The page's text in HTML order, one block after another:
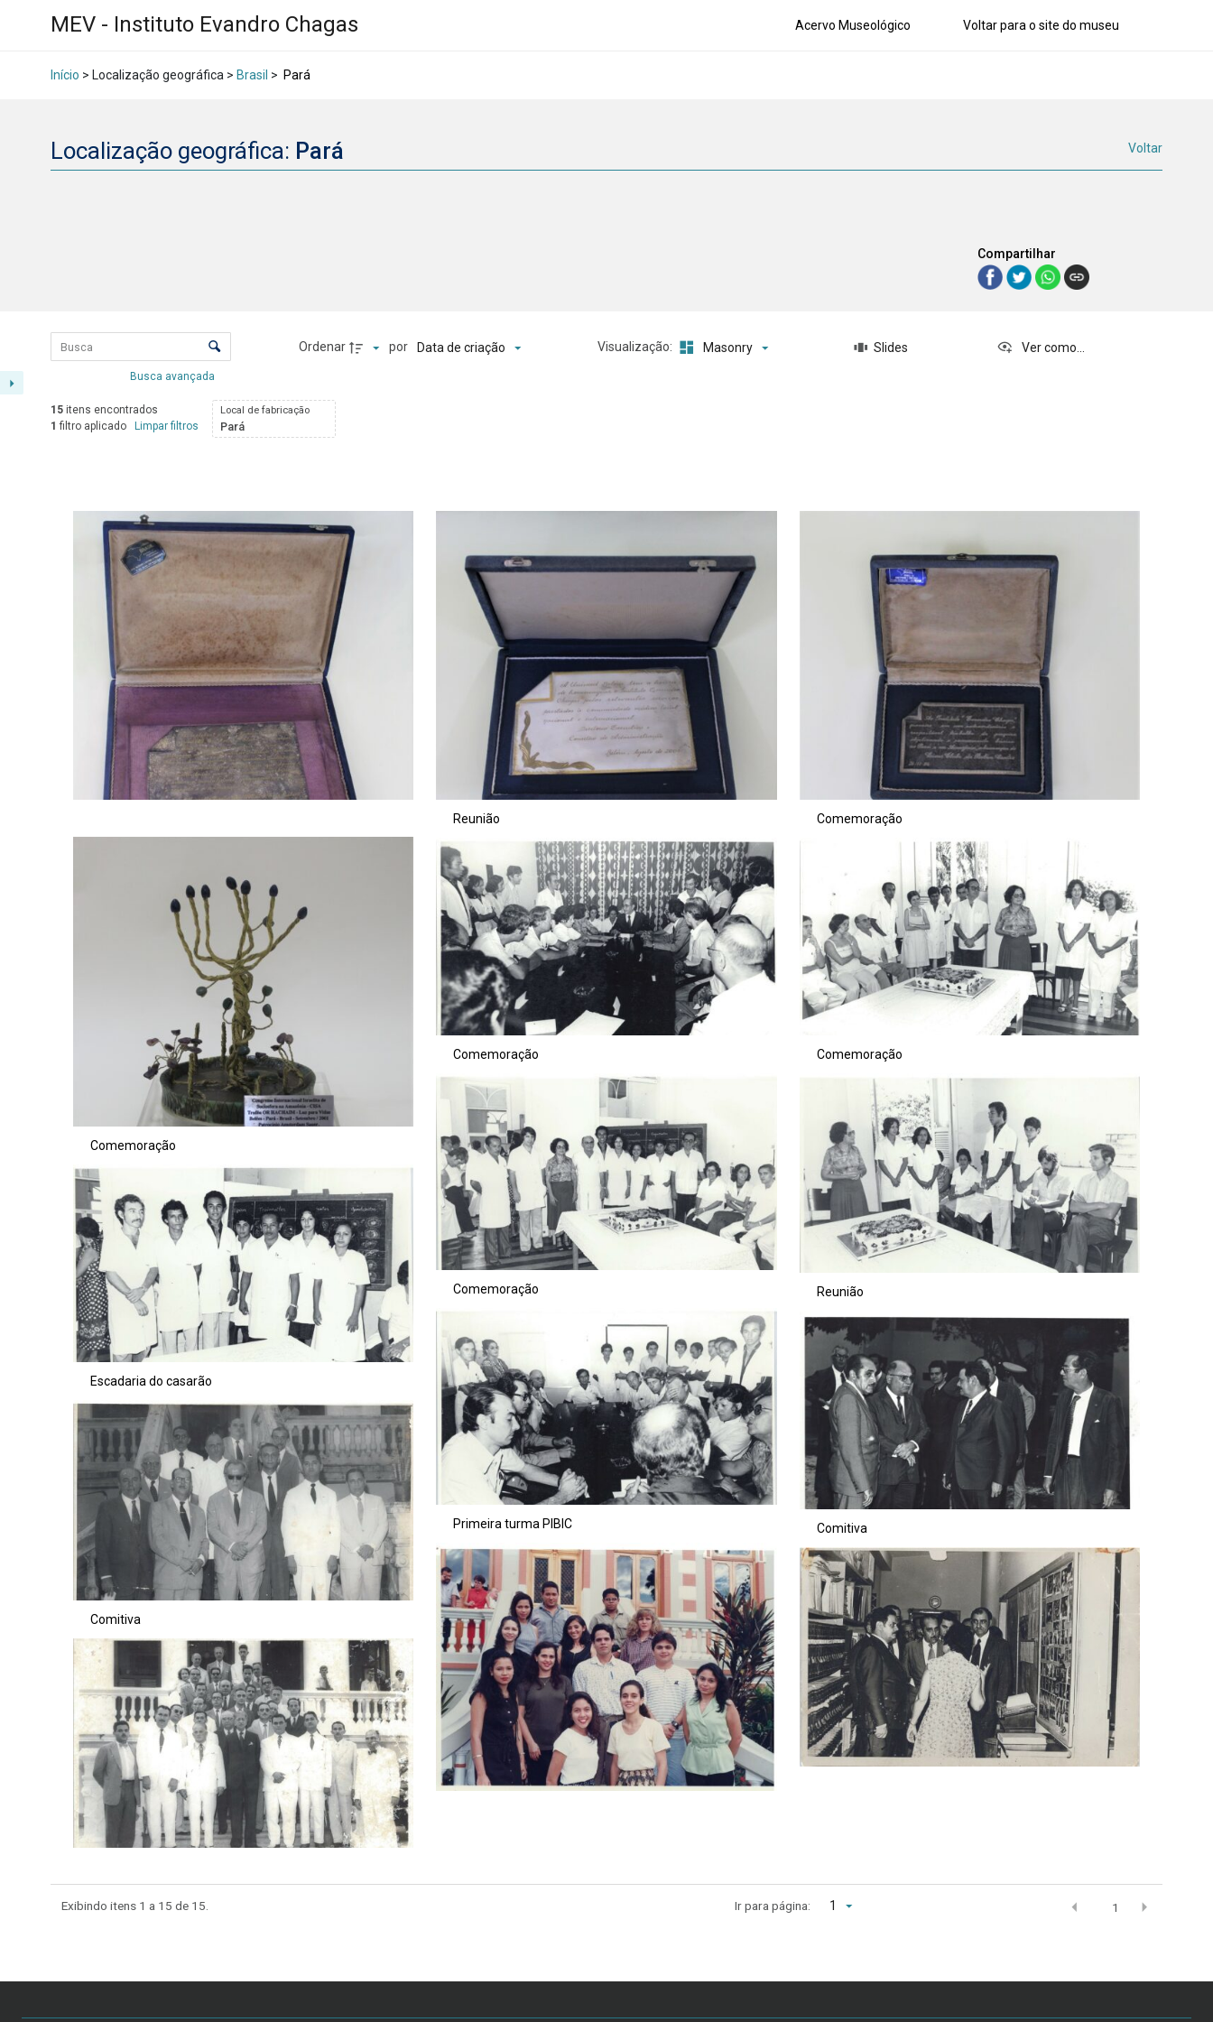
MEV - Instituto Evandro Chagas Acervo Museológico Voltar para o site do museu
Início > Localização geográfica > Brasil > Pará
Localização geográfica: Pará Voltar
Compartilhar
Lista de itens
Controle de ordenação e visualização
Busca avançada
Ordenar por Data de criação Visualização: Masonry Slides Ver como...
15 itens encontrados
1 filtro aplicado Limpar filtros
Local de fabricação
Pará
Reunião Comemoração
Comemoração Comemoração
Comemoração
Comemoração Reunião
Escadaria do casarão
Primeira turma PIBIC Comitiva
Comitiva
Exibindo itens 1 a 15 de 15. Ir para página: 1 1